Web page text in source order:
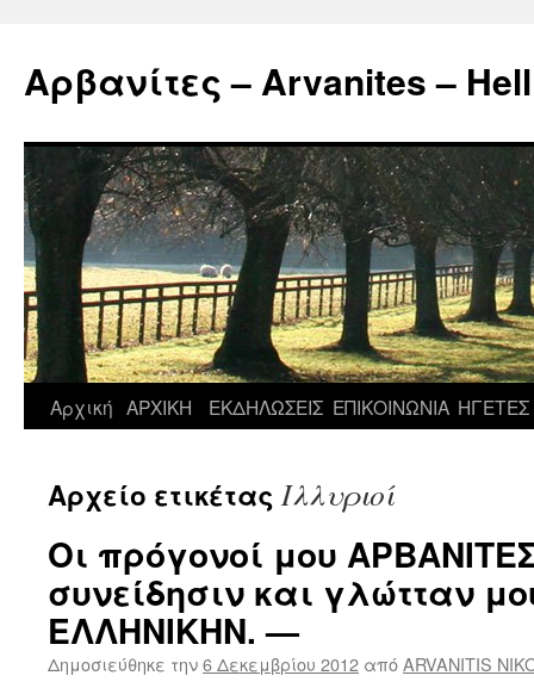
περιεχόμενο
Αρβανίτες – Arvanites –
Αρχική ΑΡΧΙΚΗ ΕΚΔΗΛΩΣΕΙΣ ΕΠΙΚΟΙΝΩΝΙΑ ΗΓΕΤΕΣ
Αρχείο ετικέτας Ιλλυριοί
Οι πρόγονοί μου
συνείδησιν και γλώτταν
ΕΛΛΗΝΙΚΗΝ. —
Δημοσιεύθηκε την6 Δεκεμβρίου 2012 απόARVANITIS